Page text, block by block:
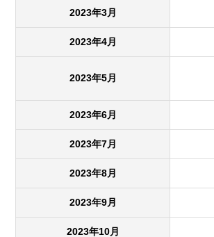
2023年3月
2023年4月
2023年5月
2023年6月
2023年7月
2023年8月
2023年9月
2023年10月